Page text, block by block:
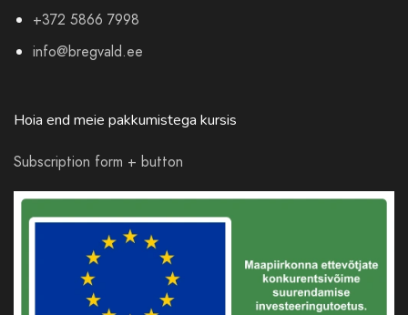
+372 5866 7998
info@bregvald.ee
Hoia end meie pakkumistega kursis
Subscription form + button